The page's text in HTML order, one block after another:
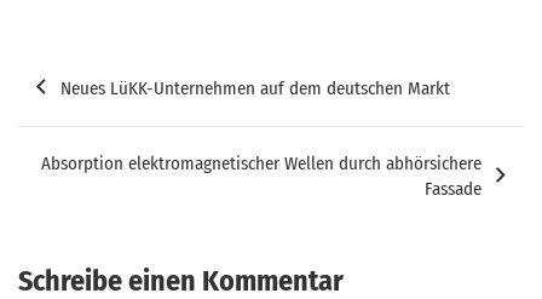
Beitragsnavigation
Neues LüKK-Unternehmen auf dem deutschen Markt
Absorption elektromagnetischer Wellen durch abhörsichere
Fassade
Schreibe einen Kommentar